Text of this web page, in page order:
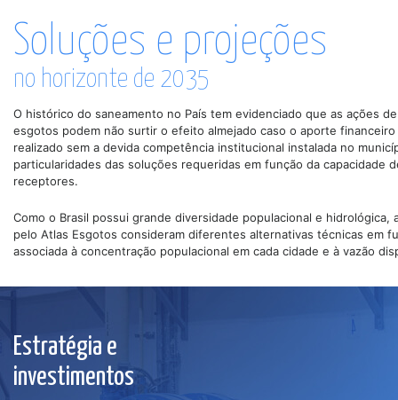
Soluções e projeções
no horizonte de 2035
O histórico do saneamento no País tem evidenciado que as ações
esgotos podem não surtir o efeito almejado caso o aporte
realizado sem a devida competência institucional instalada no
particularidades das soluções requeridas em função da capacidade
receptores.
Como o Brasil possui grande diversidade populacional e hidrológica,
pelo Atlas Esgotos consideram diferentes alternativas técnicas em
associada à concentração populacional em cada cidade e à vazão
Estratégia e
investimentos